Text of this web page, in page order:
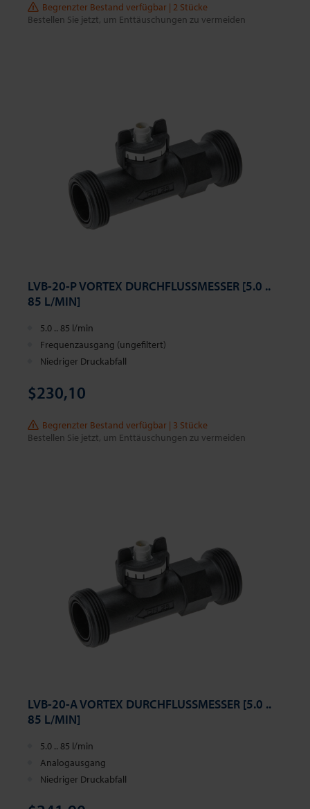
Begrenzter Bestand verfügbar | 2 Stücke
Bestellen Sie jetzt, um Enttäuschungen zu vermeiden
LVB-20-P VORTEX DURCHFLUSSMESSER [5.0 ..
85 L/MIN]
5.0 .. 85 l/min
Frequenzausgang (ungefiltert)
Niedriger Druckabfall
$230,10
Begrenzter Bestand verfügbar | 3 Stücke
Bestellen Sie jetzt, um Enttäuschungen zu vermeiden
LVB-20-A VORTEX DURCHFLUSSMESSER [5.0 ..
85 L/MIN]
5.0 .. 85 l/min
Analogausgang
Niedriger Druckabfall